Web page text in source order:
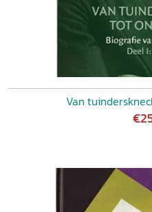
Van